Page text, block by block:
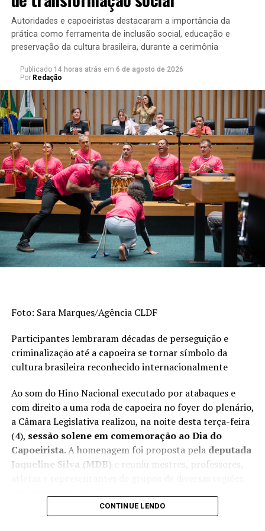
obras. Por lá, você pode assistir às apostas da equipe de
curadoria para a grande premiação estadunidense deste
ano, o Oscar 2024.
Arte: Divulgação
Para a criançada, ainda estão rolando as atividades
gratuitas noMuseu de Arte de Brasília (MAB). No sábado
e no domingo, a programação contempla oficinas de
jogos teatrais e de câmara escura, contação de histórias
e visita mediada. As atividades são para todas as idades.
estudos, neste fim de semana ocorre o workshop
Mulheres Incríveis, que conta com apoio da Secretaria
Autoridades e capoeiristas destacaram a importância da
prática como ferramenta de inclusão social, educação e
preservação da cultura brasileira, durante a cerimônia
Publicado 14 horas atrás em 6 de agosto de 2026
Por Redação
Foto: Sara Marques/Agência CLDF
Participantes lembraram décadas de perseguição e
criminalização até a capoeira se tornar símbolo da
cultura brasileira reconhecido internacionalmente
Ao som do Hino Nacional executado por atabaques e
com direito a uma roda de capoeira no foyer do plenário,
a Câmara Legislativa realizou, na noite desta terça-feira
(4), sessão solene em comemoração ao Dia do
Capoeirista. A homenagem foi proposta peladeputada
Jaqueline Silva (MDB) e reuniu mestres, professores,
Durante a cerimônia, autoridades e capoeiristas
CONTINUE LENDO